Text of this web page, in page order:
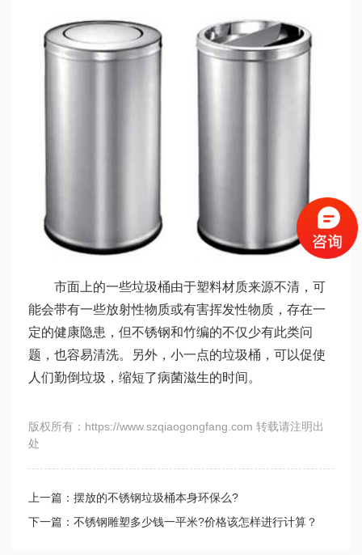
市面上的一些垃圾桶由于塑料材质来源不清，可
能会带有一些放射性物质或有害挥发性物质，存在一
定的健康隐患，但不锈钢和竹编的不仅少有此类问
题，也容易清洗。另外，小一点的垃圾桶，可以促使
人们勤倒垃圾，缩短了病菌滋生的时间。
版权所有：https://www.szqiaogongfang.com 转载请注明出
处
上一篇：摆放的不锈钢垃圾桶本身环保么?
下一篇：不锈钢雕塑多少钱一平米?价格该怎样进行计算？